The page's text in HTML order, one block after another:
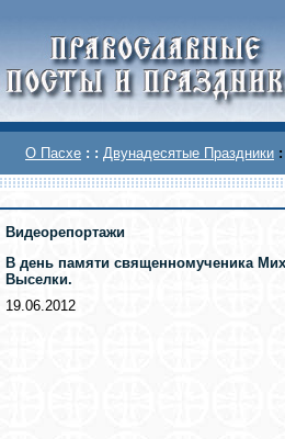
О Пасхе : : Двунадесятые Праздники
Видеорепортажи
В день памяти священномученика
Выселки.
19.06.2012